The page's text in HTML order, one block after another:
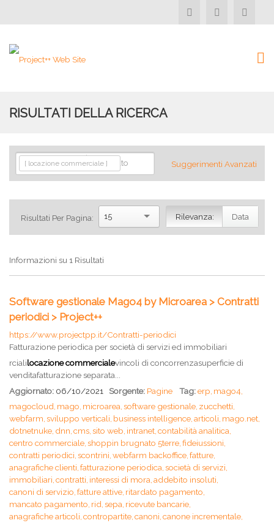
RISULTATI DELLA RICERCA
Suggerimenti Avanzati
[ locazione commerciale ]Avanzato
Rilevanza: Data
Risultati Per Pagina: 15
Informazioni su 1 Risultati
Software gestionale Mago4 by Microarea > Contratti
periodici > Project++
https://www.projectpp.it/Contratti-periodici
Fatturazione periodica per società di servizi ed immobiliari
rcialilocazione commercialevincoli di concorrenzasuperficie di
venditafatturazione separata...
Aggiornato: 06/10/2021 Sorgente: Pagine Tag:erp, mago4,
magocloud, mago, microarea, software gestionale, zucchetti,
webfarm, sviluppo verticali, business intelligence, articoli, mago.net,
dotnetnuke, dnn, cms, sito web, intranet, contabilità analitica,
centro commerciale, shoppin brugnato 5terre, fideiussioni,
contratti periodici, scontrini, webfarm backoffice, fatture,
anagrafiche clienti, fatturazione periodica, società di servizi,
immobiliari, contratti, interessi di mora, addebito insoluti,
canoni di servizio, fatture attive, ritardato pagamento,
mancato pagamento, rid, sepa, ricevute bancarie,
anagrafiche articoli, contropartite, canoni, canone incrementale,